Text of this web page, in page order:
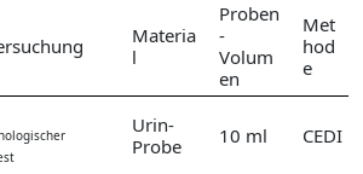
Materia
l
Proben
-
Volum
en
Met
hod
e
Urin-
Probe
10 ml CEDI